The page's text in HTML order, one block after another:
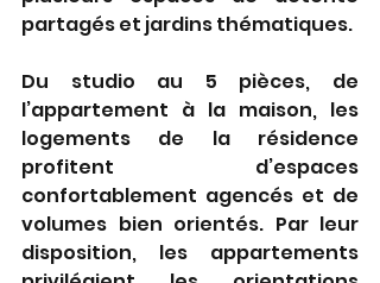
partagés et jardins thématiques.
Du studio au 5 pièces, de
l’appartement à la maison, les
logements de la résidence
profitent d’espaces
confortablement agencés et de
volumes bien orientés. Par leur
disposition, les appartements